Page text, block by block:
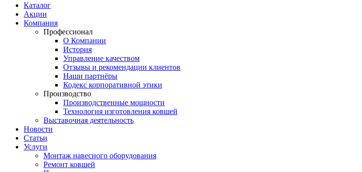
Каталог
Акции
Компания
Профессионал
О Компании
История
Управление качеством
Отзывы и рекомендации клиентов
Наши партнёры
Кодекс корпоративной этики
Производство
Производственные мощности
Технология изготовления ковшей
Выставочная деятельность
Новости
Статьи
Услуги
Монтаж навесного оборудования
Ремонт ковшей